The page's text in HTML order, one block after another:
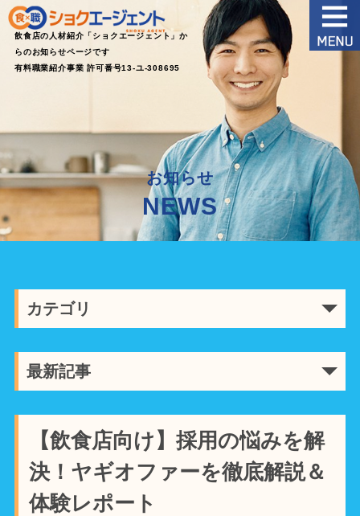
飲食店の人材紹介「ショクエージェント」か
らのお知らせページです
有料職業紹介事業 許可番号13‐ユ‐308695
お知らせ
NEWS
カテゴリ
最新記事
【飲食店向け】採用の悩みを解
決！ヤギオファーを徹底解説＆
体験レポート